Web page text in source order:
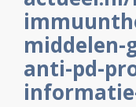
middelen-
anti-pd-